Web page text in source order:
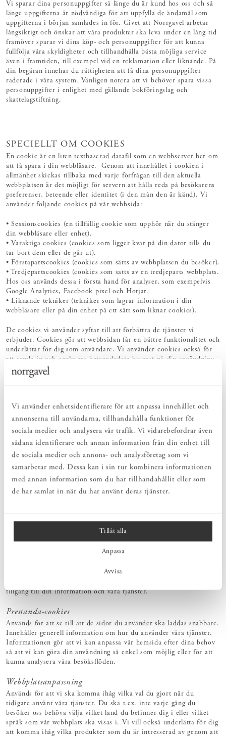
Vi använder enhetsidentifierare för att anpassa innehållet och
annonserna till användarna, tillhandahålla funktioner för
sociala medier och analysera vår trafik. Vi vidarebefordrar även
sådana identifierare och annan information från din enhet till
de sociala medier och annons- och analysföretag som vi
samarbetar med. Dessa kan i sin tur kombinera informationen
med annan information som du har tillhandahållit eller som
de har samlat in när du har använt deras tjänster.
Tillåt alla
Anpassa
Avvisa
Vi sparar dina personuppgifter så länge du är kund hos oss och så
länge uppgifterna är nödvändiga för att uppfylla de ändamål som
uppgifterna i början samlades in för. Givet att Norrgavel arbetar
långsiktigt och önskar att våra produkter ska leva under en lång tid
framöver sparar vi dina köp- och personuppgifter för att kunna
fullfölja våra skyldigheter och tillhandhålla bästa möjliga service
även i framtiden, till exempel vid en reklamation eller liknande. På
din begäran innehar du rättigheten att få dina personuppgifter
raderade i våra system. Vänligen notera att vi behöver spara vissa
personuppgifter i enlighet med gällande bokföringslag och
skattelagstiftning.
SPECIELLT OM COOKIES
En cookie är en liten textbaserad datafil som en webbserver ber om
att få spara i din webbläsare. Genom att innehållet i cookien i
allmänhet skickas tillbaka med varje förfrågan till den aktuella
webbplatsen är det möjligt för servern att hålla reda på besökarens
preferenser, beteende eller identitet (i den mån den är känd). Vi
använder följande cookies på vår webbsida:
• Sessionscookies (en tillfällig cookie som upphör när du stänger
din webbläsare eller enhet).
• Varaktiga cookies (cookies som ligger kvar på din dator tills du
tar bort dem eller de går ut).
• Förstapartscookies (cookies som sätts av webbplatsen du besöker).
• Tredjepartscookies (cookies som satts av en tredjeparts webbplats.
Hos oss används dessa i första hand för analyser, som exempelvis
Google Analytics, Facebook pixel och Hotjar.
• Liknande tekniker (tekniker som lagrar information i din
webbläsare eller på din enhet på ett sätt som liknar cookies).
De cookies vi använder syftar till att förbättra de tjänster vi
erbjuder. Cookies gör att webbsidan får en bättre funktionalitet och
underlättar för dig som användare. Vi använder cookies också för
att samla in och analysera beteendedata baserat på din användning
av webbplatsen och tjänster i syfte att förbättra
användarupplevelsen och även möjliggöra individanpassad
VARFÖR ANVÄNDER NORRGAVEL COOKIES?
Med hjälp av cookies (och andra tekniker) kan vi utveckla våra
tjänster för att förbättra din användarupplevelse. Vi samlar in
typer av cookies eller infosamlare. Nedan kan du se vilken typ av
cookies vi har samt hur vi använder informationen som samlas in:
tillgång till vissa tjänster. Ett exempel är att vi ska komma ihåg
vilka produkter du har lagt i din kundvagn eller hur långt du har
kommit i din beställning. Nödvändiga cookies används också för
betallösning. Nödvändiga cookies hjälper oss även att kunna
tillgång till din information och våra tjänster.
Prestanda-cookies
Används för att se till att de sidor du använder ska laddas snabbare.
Innehåller generell information om hur du använder våra tjänster.
Informationen gör att vi kan anpassa vår hemsida efter dina behov
så att vi kan göra din användning så enkel som möjlig eller för att
kunna analysera våra besöksflöden.
Webbplatsanpassning
Används för att vi ska komma ihåg vilka val du gjort när du
tidigare använt våra tjänster. Du ska t.ex. inte varje gång du
besöker oss behöva välja vilket land du befinner dig i eller vilket
språk som vår webbplats ska visas i. Vi vill också underlätta för dig
att komma ihåg vilka produkter som du är intresserad av genom att